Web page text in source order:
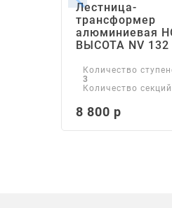
Лестница-
трансформер
алюминиевая
ВЫСОТА NV 132
Количество
3
Количество секций
8 800 р